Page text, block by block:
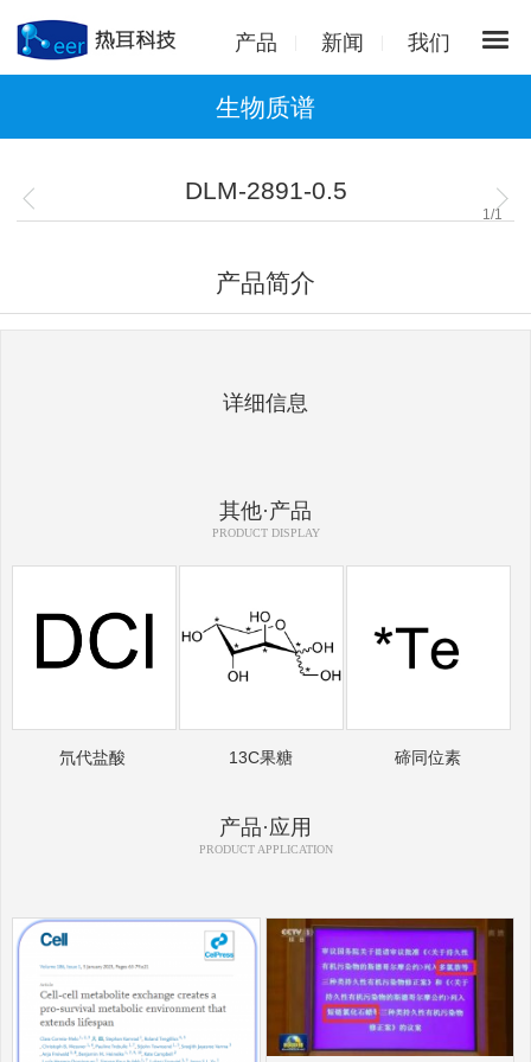
产品 新闻 我们
生物质谱
DLM-2891-0.5
1 /1
产品简介
详细信息
其他·产品
PRODUCT DISPLAY
氘代盐酸 13C果糖 碲同位素
产品·应用
PRODUCT APPLICATION